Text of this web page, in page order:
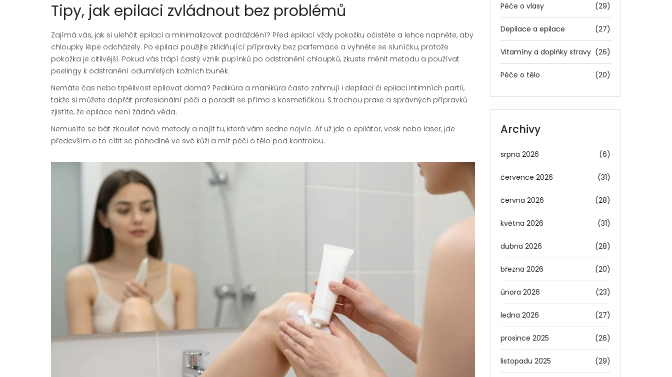
Tipy, jak epilaci zvládnout bez problémů
Zajímá vás, jak si ulehčit epilaci a minimalizovat podráždění? Před epilací vždy pokožku očistěte a lehce napněte, aby
chloupky lépe odcházely. Po epilaci použijte zklidňující přípravky bez parfemace a vyhněte se sluníčku, protože
pokožka je citlivější. Pokud vás trápí častý vznik pupínků po odstranění chloupků, zkuste měnit metodu a používat
peelingy k odstranění odumřelých kožních buněk.
Nemáte čas nebo trpělivost epilovat doma? Pedikúra a manikúra často zahrnují i depilaci či epilaci intimních partií,
takže si můžete dopřát profesionální péči a poradit se přímo s kosmetičkou. S trochou praxe a správných přípravků
zjistíte, že epilace není žádná věda.
Nemusíte se bát zkoušet nové metody a najít tu, která vám sedne nejvíc. Ať už jde o epilátor, vosk nebo laser, jde
především o to cítit se pohodlně ve své kůži a mít péči o tělo pod kontrolou.
Péče o vlasy (29)
Depilace a epilace (27)
Vitamíny a doplňky stravy (26)
Péče o tělo (20)
Archivy
srpna 2026 (6)
července 2026 (31)
června 2026 (28)
května 2026 (31)
dubna 2026 (28)
března 2026 (20)
února 2026 (23)
ledna 2026 (27)
prosince 2025 (26)
listopadu 2025 (29)